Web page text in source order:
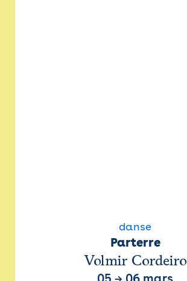
danse
Parterre
Volmir Cordeiro